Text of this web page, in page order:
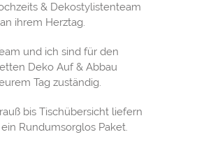
& Dekostylistenteam
an ihrem Herztag.
und ich sind für den
Deko Auf & Abbau
Tag zuständig.
bis Tischübersicht liefern
Rundumsorglos Paket.